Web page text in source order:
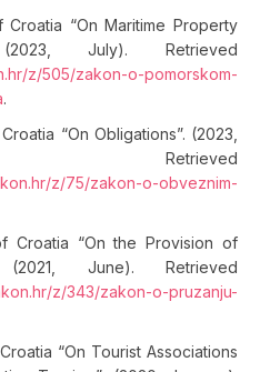
“On Maritime Property
July). Retrieved
z/505/zakon-o-pomorskom-
.
“On Obligations”. (2023,
Retrieved
z/75/zakon-o-obveznim-
Croatia “On the Provision of
(2021, June). Retrieved
z/343/zakon-o-pruzanju-
“On Tourist Associations